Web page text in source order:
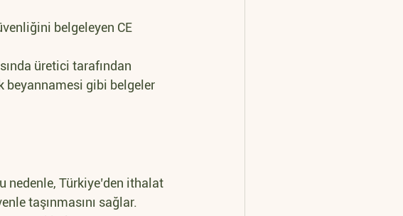
belgeleyen CE
üretici tarafından
beyannamesi gibi belgeler
nedenle, Türkiye’den ithalat
taşınmasını sağlar.